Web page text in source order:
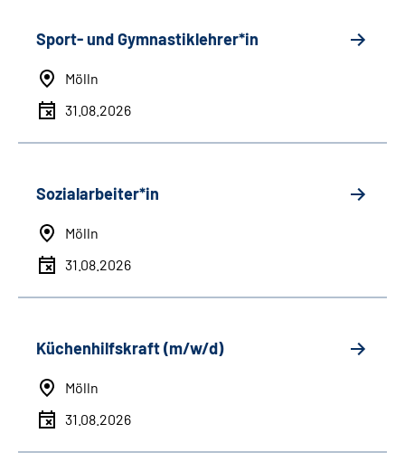
Sport- und Gymnastiklehrer*in
Mölln
31.08.2026
Sozialarbeiter*in
Mölln
31.08.2026
Küchenhilfskraft (m/w/d)
Mölln
31.08.2026